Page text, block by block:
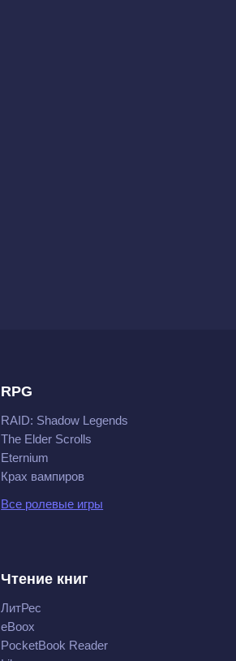
RPG
RAID: Shadow Legends
The Elder Scrolls
Eternium
Крах вампиров
Все ролевые игры
Чтение книг
ЛитРес
eBoox
PocketBook Reader